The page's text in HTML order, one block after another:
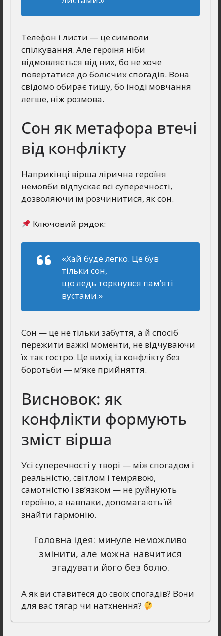
Телефон і листи — це символи
спілкування. Але героїня ніби
відмовляється від них, бо не хоче
повертатися до болючих спогадів. Вона
свідомо обирає тишу, бо іноді мовчання
легше, ніж розмова.
Сон як метафора втечі
від конфлікту
Наприкінці вірша лірична героїня
немовби відпускає всі суперечності,
дозволяючи їм розчинитися, як сон.
Ключовий рядок:
«Хай буде легко. Це був
тільки сон,
що ледь торкнувся пам’яті
вустами.»
Сон — це не тільки забуття, а й спосіб
пережити важкі моменти, не відчуваючи
їх так гостро. Це вихід із конфлікту без
боротьби — м’яке прийняття.
Висновок: як
конфлікти формують
зміст вірша
Усі суперечності у творі — між спогадом і
реальністю, світлом і темрявою,
самотністю і зв’язком — не руйнують
героїню, а навпаки, допомагають їй
знайти гармонію.
Головна ідея: минуле неможливо
змінити, але можна навчитися
згадувати його без болю.
А як ви ставитеся до своїх спогадів? Вони
для вас тягар чи натхнення?